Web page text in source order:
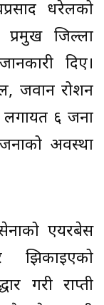
धरेलको
जिल्ला
दिए।
जवान रोशन
लगायत ६ जना
अवस्था
एयरबेस
झिकाइएको
गरी राप्ती